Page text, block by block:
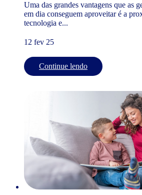
Uma das grandes vantagens que as
em dia conseguem aproveitar é a
tecnologia e...
12 fev 25
Continue lendo